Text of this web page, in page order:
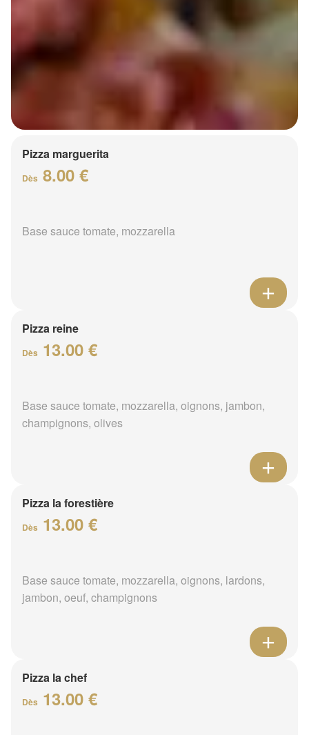
Pizza marguerita
Dès 8.00 €
Base sauce tomate, mozzarella
Pizza reine
Dès 13.00 €
Base sauce tomate, mozzarella, oignons, jambon,
champignons, olives
Pizza la forestière
Dès 13.00 €
Base sauce tomate, mozzarella, oignons, lardons,
jambon, oeuf, champignons
Pizza la chef
Dès 13.00 €